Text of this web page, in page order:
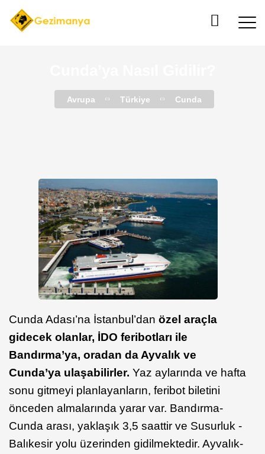
Avrupa Türkiye Cunda
Cunda Adası’na İstanbul’dan özel araçla
gidecek olanlar, İDO feribotları ile
Bandırma’ya, oradan da Ayvalık ve
Cunda’ya ulaşabilirler. Yaz aylarında ve hafta
sonu gitmeyi planlayanların, feribot biletini
önceden almalarında yarar var. Bandırma-
Cunda arası, yaklaşık 3,5 saattir ve Susurluk -
Balıkesir yolu üzerinden gidilmektedir. Ayvalık-